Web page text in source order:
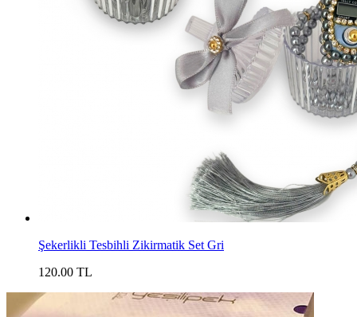
Şekerlikli Tesbihli Zikirmatik Set Gri
120.00 TL